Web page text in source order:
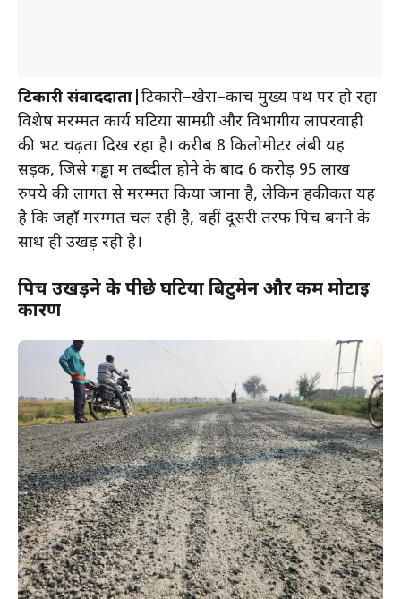
टिकारी संवाददाता| टिकारी–खैरा–कोंच मुख्य पथ पर हो रहा
विशेष मरम्मत कार्य घटिया सामग्री और विभागीय लापरवाही
की भेंट चढ़ता दिख रहा है। करीब 8 किलोमीटर लंबी यह
सड़क, जिसे गड्ढों में तब्दील होने के बाद 6 करोड़ 95 लाख
रुपये की लागत से मरम्मत किया जाना है, लेकिन हकीकत यह
है कि जहाँ मरम्मत चल रही है, वहीं दूसरी तरफ पिच बनने के
साथ ही उखड़ रही है।
पिच उखड़ने के पीछे घटिया बिटुमेन और कम मोटाई
कारण